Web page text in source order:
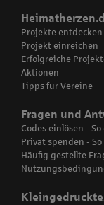
Projekte entdecken
Projekt einreichen
Erfolgreiche
Aktionen
Tipps für Vereine
Fragen und
Codes einlösen -
Privat spenden -
Häufig gestellte